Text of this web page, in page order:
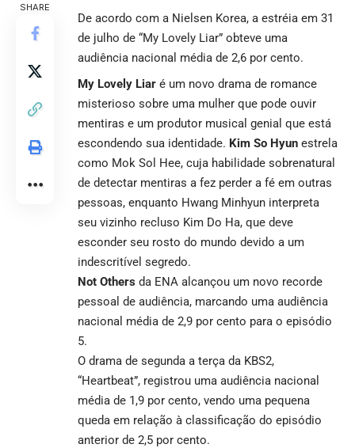
SHARE
De acordo com a Nielsen Korea, a estréia em 31
de julho de “My Lovely Liar” obteve uma
audiência nacional média de 2,6 por cento.
My Lovely Liar é um novo drama de romance
misterioso sobre uma mulher que pode ouvir
mentiras e um produtor musical genial que está
escondendo sua identidade. Kim So Hyun estrela
como Mok Sol Hee, cuja habilidade sobrenatural
de detectar mentiras a fez perder a fé em outras
pessoas, enquanto Hwang Minhyun interpreta
seu vizinho recluso Kim Do Ha, que deve
esconder seu rosto do mundo devido a um
indescritível segredo.
Not Others da ENA alcançou um novo recorde
pessoal de audiência, marcando uma audiência
nacional média de 2,9 por cento para o episódio
5.
O drama de segunda a terça da KBS2,
“Heartbeat”, registrou uma audiência nacional
média de 1,9 por cento, vendo uma pequena
queda em relação à classificação do episódio
anterior de 2,5 por cento.